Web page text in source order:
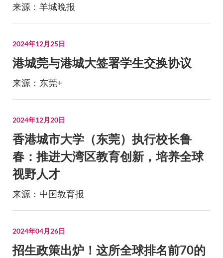
来源：羊城晚报
2024年12月25日
港城莞与港城大签署学生交换协议
来源：东莞+
2024年12月20日
香港城市大学（东莞）执行校长鲁
春：推进大湾区教育创新，培养全球
视野人才
来源：中国教育报
2024年04月26日
招生政策出炉！这所全球排名前70的